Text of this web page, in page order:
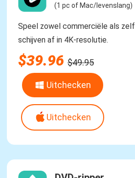
(1 pc of Mac/levenslang)
Speel zowel commerciële als
schijven af in 4K-resolutie.
$39.96 $49.95
Uitchecken
Uitchecken